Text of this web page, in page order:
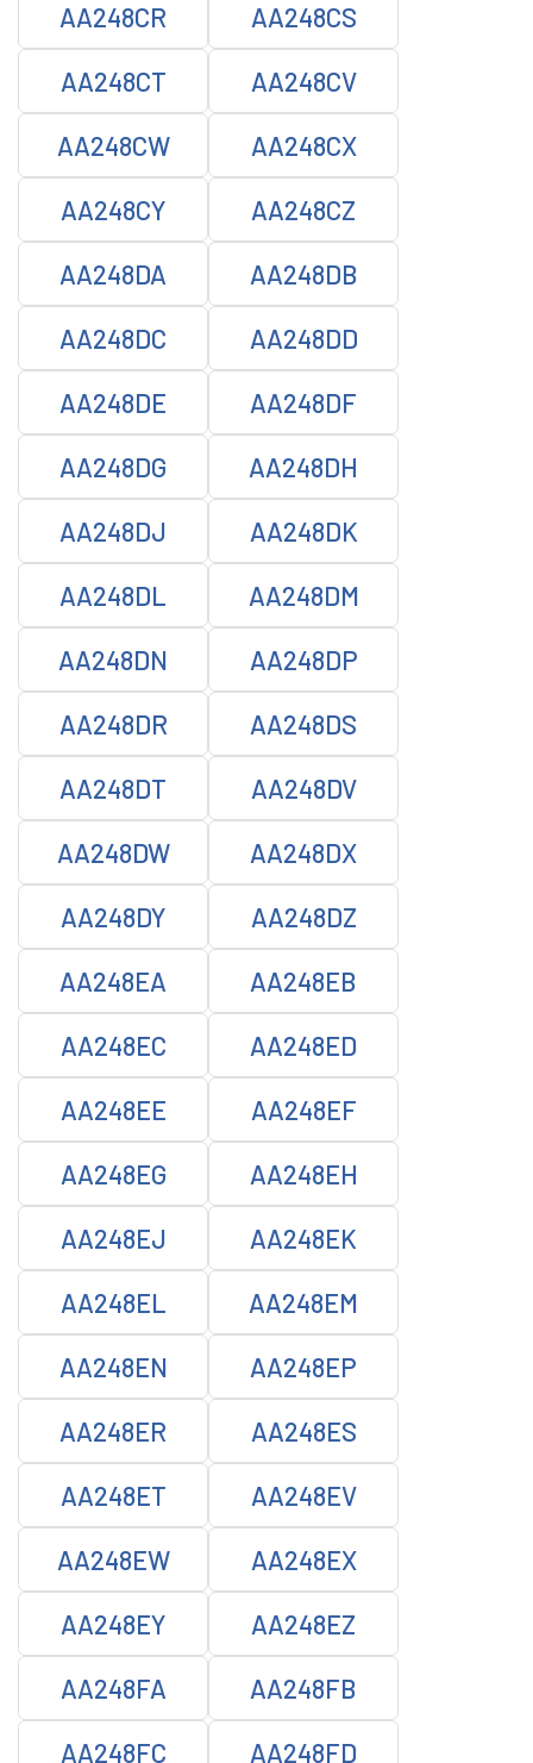
AA248CR AA248CS
AA248CT AA248CV
AA248CW AA248CX
AA248CY AA248CZ
AA248DA AA248DB
AA248DC AA248DD
AA248DE AA248DF
AA248DG AA248DH
AA248DJ AA248DK
AA248DL AA248DM
AA248DN AA248DP
AA248DR AA248DS
AA248DT AA248DV
AA248DW AA248DX
AA248DY AA248DZ
AA248EA AA248EB
AA248EC AA248ED
AA248EE AA248EF
AA248EG AA248EH
AA248EJ AA248EK
AA248EL AA248EM
AA248EN AA248EP
AA248ER AA248ES
AA248ET AA248EV
AA248EW AA248EX
AA248EY AA248EZ
AA248FA AA248FB
AA248FC AA248FD